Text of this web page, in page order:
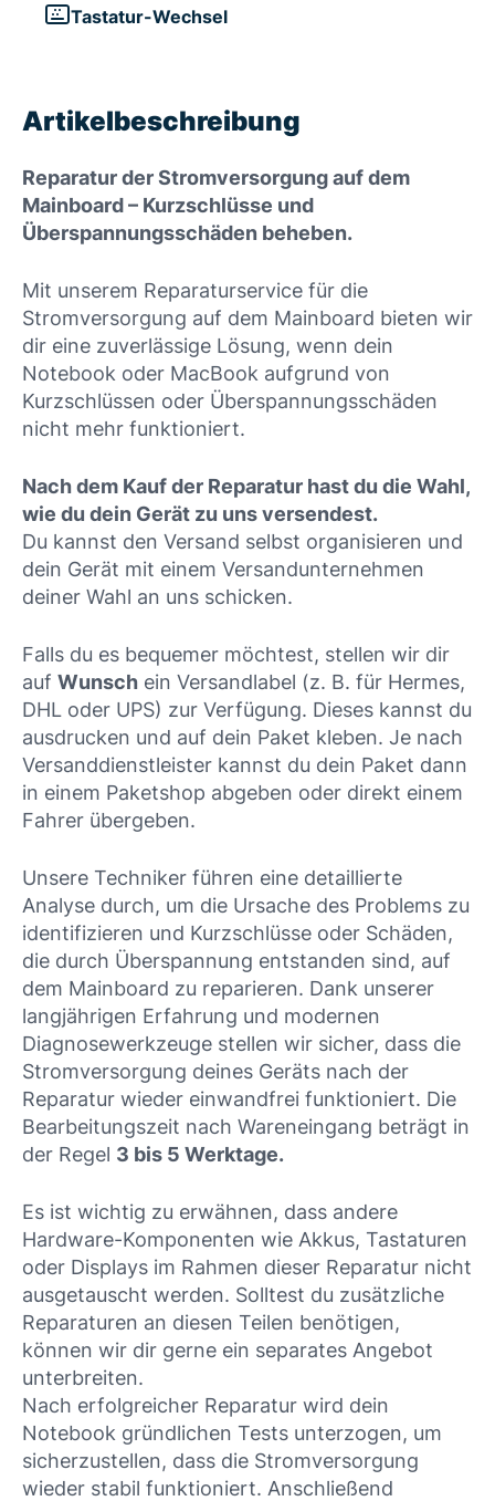
Tastatur-Wechsel
Artikelbeschreibung
Reparatur der Stromversorgung auf dem
Mainboard – Kurzschlüsse und
Überspannungsschäden beheben.
Mit unserem Reparaturservice für die
Stromversorgung auf dem Mainboard bieten wir
dir eine zuverlässige Lösung, wenn dein
Notebook oder MacBook aufgrund von
Kurzschlüssen oder Überspannungsschäden
nicht mehr funktioniert.
Nach dem Kauf der Reparatur hast du die Wahl,
wie du dein Gerät zu uns versendest.
Du kannst den Versand selbst organisieren und
dein Gerät mit einem Versandunternehmen
deiner Wahl an uns schicken.
Falls du es bequemer möchtest, stellen wir dir
auf Wunsch ein Versandlabel (z. B. für Hermes,
DHL oder UPS) zur Verfügung. Dieses kannst du
ausdrucken und auf dein Paket kleben. Je nach
Versanddienstleister kannst du dein Paket dann
in einem Paketshop abgeben oder direkt einem
Fahrer übergeben.
Unsere Techniker führen eine detaillierte
Analyse durch, um die Ursache des Problems zu
identifizieren und Kurzschlüsse oder Schäden,
die durch Überspannung entstanden sind, auf
dem Mainboard zu reparieren. Dank unserer
langjährigen Erfahrung und modernen
Diagnosewerkzeuge stellen wir sicher, dass die
Stromversorgung deines Geräts nach der
Reparatur wieder einwandfrei funktioniert. Die
Bearbeitungszeit nach Wareneingang beträgt in
der Regel 3 bis 5 Werktage.
Es ist wichtig zu erwähnen, dass andere
Hardware-Komponenten wie Akkus, Tastaturen
oder Displays im Rahmen dieser Reparatur nicht
ausgetauscht werden. Solltest du zusätzliche
Reparaturen an diesen Teilen benötigen,
können wir dir gerne ein separates Angebot
unterbreiten.
Nach erfolgreicher Reparatur wird dein
Notebook gründlichen Tests unterzogen, um
sicherzustellen, dass die Stromversorgung
wieder stabil funktioniert. Anschließend